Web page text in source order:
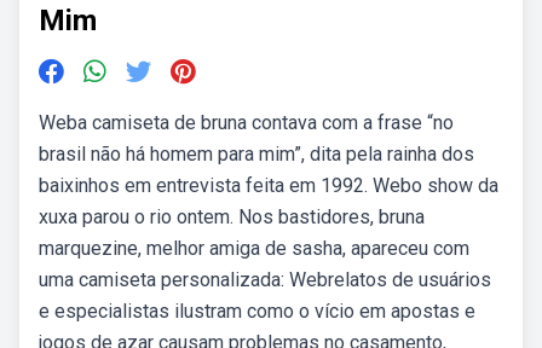
Mim
Weba camiseta de bruna contava com a frase “no
brasil não há homem para mim”, dita pela rainha dos
baixinhos em entrevista feita em 1992. Webo show da
xuxa parou o rio ontem. Nos bastidores, bruna
marquezine, melhor amiga de sasha, apareceu com
uma camiseta personalizada: Webrelatos de usuários
e especialistas ilustram como o vício em apostas e
jogos de azar causam problemas no casamento,